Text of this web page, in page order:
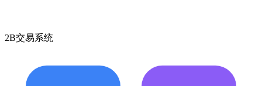
2B交易系统